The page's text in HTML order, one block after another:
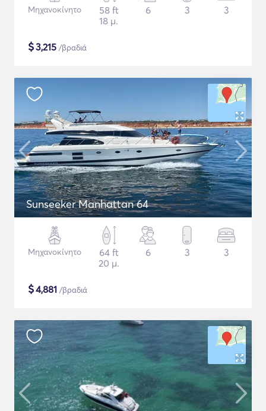
Μηχανοκίνητο
58 ft
18 μ.
6 3 3
$3,215 /βραδιά
Sunseeker Manhattan 64
Μηχανοκίνητο
64 ft
20 μ.
6 3 3
$4,881 /βραδιά